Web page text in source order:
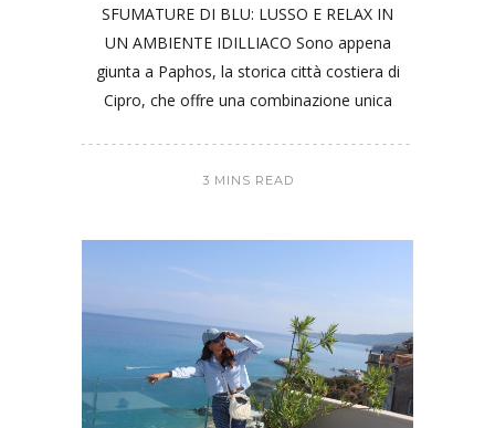
SFUMATURE DI BLU: LUSSO E RELAX IN
UN AMBIENTE IDILLIACO Sono appena
giunta a Paphos, la storica città costiera di
Cipro, che offre una combinazione unica
3 MINS READ